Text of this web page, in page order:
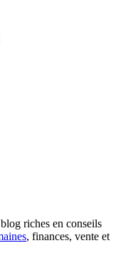
riches en conseils
, finances, vente et